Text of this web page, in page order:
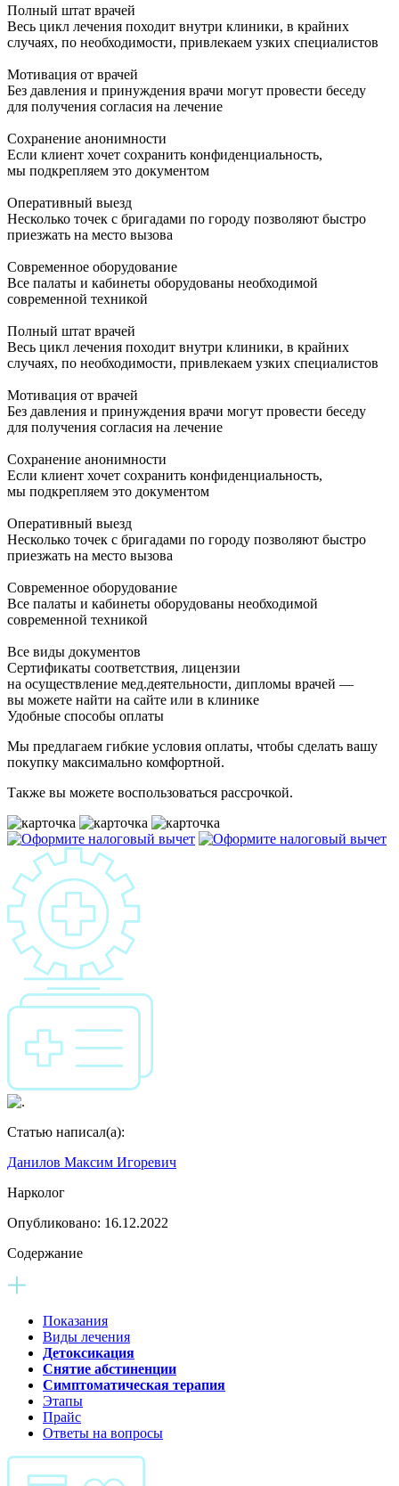
Полный штат врачей
Весь цикл лечения походит внутри клиники, в крайних
случаях, по необходимости, привлекаем узких специалистов
Мотивация от врачей
Без давления и принуждения врачи могут провести беседу
для получения согласия на лечение
Сохранение анонимности
Если клиент хочет сохранить конфиденциальность,
мы подкрепляем это документом
Оперативный выезд
Несколько точек с бригадами по городу позволяют быстро
приезжать на место вызова
Современное оборудование
Все палаты и кабинеты оборудованы необходимой
современной техникой
Полный штат врачей
Весь цикл лечения походит внутри клиники, в крайних
случаях, по необходимости, привлекаем узких специалистов
Мотивация от врачей
Без давления и принуждения врачи могут провести беседу
для получения согласия на лечение
Сохранение анонимности
Если клиент хочет сохранить конфиденциальность,
мы подкрепляем это документом
Оперативный выезд
Несколько точек с бригадами по городу позволяют быстро
приезжать на место вызова
Современное оборудование
Все палаты и кабинеты оборудованы необходимой
современной техникой
Все виды документов
Сертификаты соответствия, лицензии
на осуществление мед.деятельности, дипломы врачей —
вы можете найти на сайте или в клинике
Удобные способы оплаты
Мы предлагаем гибкие условия оплаты, чтобы сделать вашу
покупку максимально комфортной.
Также вы можете воспользоваться рассрочкой.
Статью написал(а):
Данилов Максим Игоревич
Нарколог
Опубликовано: 16.12.2022
Содержание
Показания
Виды лечения
Детоксикация
Снятие абстиненции
Симптоматическая терапия
Этапы
Прайс
Ответы на вопросы